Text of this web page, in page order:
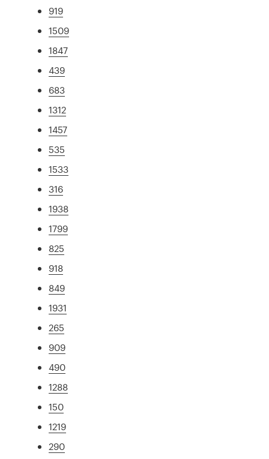
919
1509
1847
439
683
1312
1457
535
1533
316
1938
1799
825
918
849
1931
265
909
490
1288
150
1219
290